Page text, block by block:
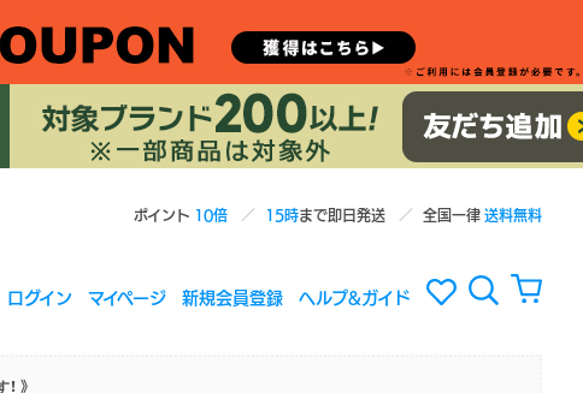
ポイント 10倍 15時まで即日発送 全国一律送料無料
ログイン マイページ 新規会員登録 ヘルプ&ガイド
》